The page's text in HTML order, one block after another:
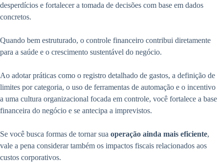
desperdícios e fortalecer a tomada de decisões com base em dados
concretos.
Quando bem estruturado, o controle financeiro contribui diretamente
para a saúde e o crescimento sustentável do negócio.
Ao adotar práticas como o registro detalhado de gastos, a definição de
limites por categoria, o uso de ferramentas de automação e o incentivo
a uma cultura organizacional focada em controle, você fortalece a base
financeira do negócio e se antecipa a imprevistos.
Se você busca formas de tornar sua operação ainda mais eficiente,
vale a pena considerar também os impactos fiscais relacionados aos
custos corporativos.